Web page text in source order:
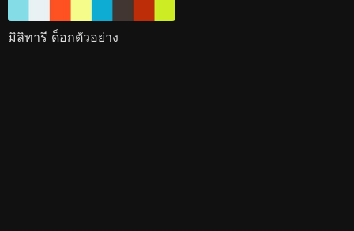
มิลิทารี ด็อกตัวอย่าง